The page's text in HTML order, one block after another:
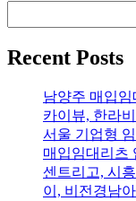
Recent Posts
남양주 매입
카이뷰, 한라비
서울 기업형
매입임대리츠
센트리고, 시
이, 비전경남